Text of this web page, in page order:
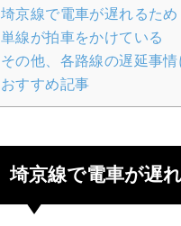
埼京線で電車が遅れるため
単線が拍車をかけている
その他、各路線の遅延事情
おすすめ記事
埼京線で電車が遅